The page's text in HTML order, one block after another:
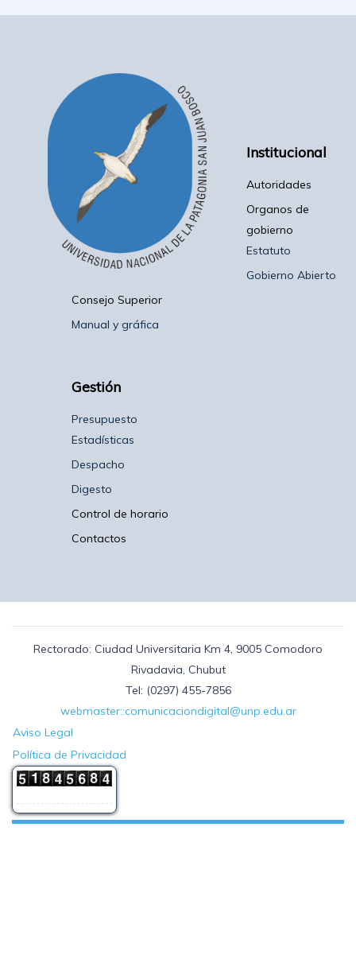
Institucional
Autoridades
Organos de
gobierno
Estatuto
Gobierno Abierto
Consejo Superior
Manual y gráfica
Gestión
Presupuesto
Estadísticas
Despacho
Digesto
Control de horario
Contactos
Rectorado: Ciudad Universitaria Km 4, 9005 Comodoro
Rivadavia, Chubut
Tel: (0297) 455-7856
webmaster::comunicaciondigital@unp.edu.ar
Aviso Legal
Política de Privacidad